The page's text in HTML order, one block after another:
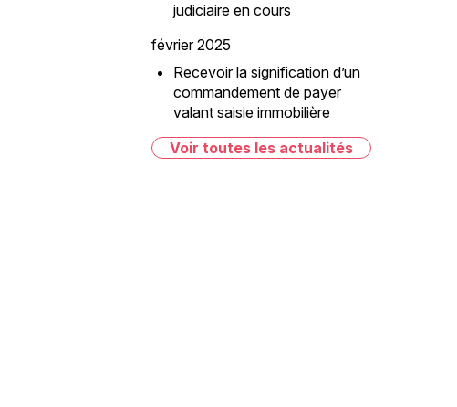
judiciaire en cours
février 2025
Recevoir la signification d’un
commandement de payer
valant saisie immobilière
Voir toutes les actualités